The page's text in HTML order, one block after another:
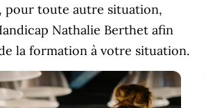
pour toute autre situation,
Nathalie Berthet afin
la formation à votre situation.